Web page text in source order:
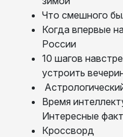
Что смешного
Когда впервые
России
10 шагов
устроить
Время
Интересные
Кроссворд